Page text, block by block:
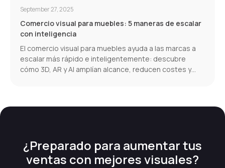
September 27, 2025
Comercio visual para muebles: 5 maneras de escalar
con inteligencia
El comercio visual para muebles ayuda a las marcas a
escalar más rápido e inteligentemente: descubre
cómo 3D, AR y AI amplían alcance, reducen costes y
¿Preparado para aumentar tus
ventas con mejores visuales?